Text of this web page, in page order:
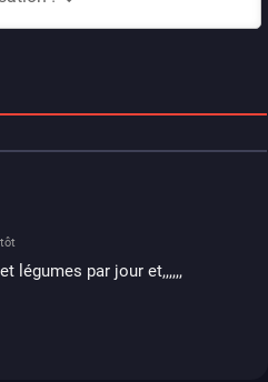
légumes par jour et,,,,,,